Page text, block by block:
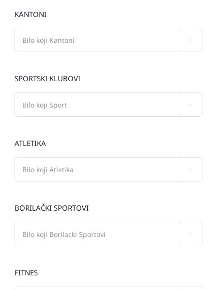
KANTONI
SPORTSKI KLUBOVI
ATLETIKA
BORILAČKI SPORTOVI
FITNES